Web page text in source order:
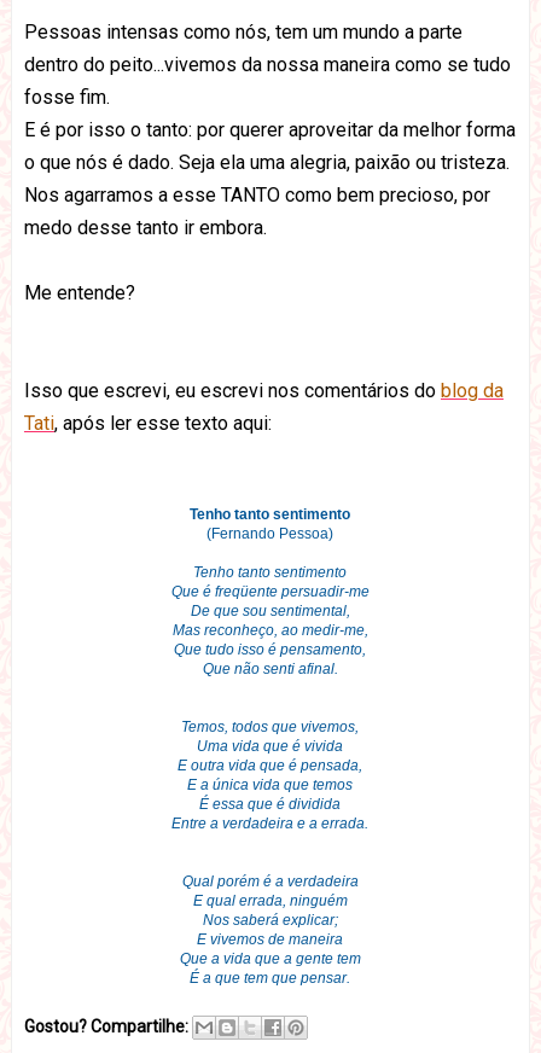
Pessoas intensas como nós, tem um mundo a parte
dentro do peito...vivemos da nossa maneira como se tudo
fosse fim.
E é por isso o tanto: por querer aproveitar da melhor forma
o que nós é dado. Seja ela uma alegria, paixão ou tristeza.
Nos agarramos a esse TANTO como bem precioso, por
medo desse tanto ir embora.
Me entende?
Isso que escrevi, eu escrevi nos comentários do blog da
Tati, após ler esse texto aqui:
Tenho tanto sentimento
(Fernando Pessoa)
Tenho tanto sentimento
Que é freqüente persuadir-me
De que sou sentimental,
Mas reconheço, ao medir-me,
Que tudo isso é pensamento,
Que não senti afinal.
Temos, todos que vivemos,
Uma vida que é vivida
E outra vida que é pensada,
E a única vida que temos
É essa que é dividida
Entre a verdadeira e a errada.
Qual porém é a verdadeira
E qual errada, ninguém
Nos saberá explicar;
E vivemos de maneira
Que a vida que a gente tem
É a que tem que pensar.
Gostou? Compartilhe: